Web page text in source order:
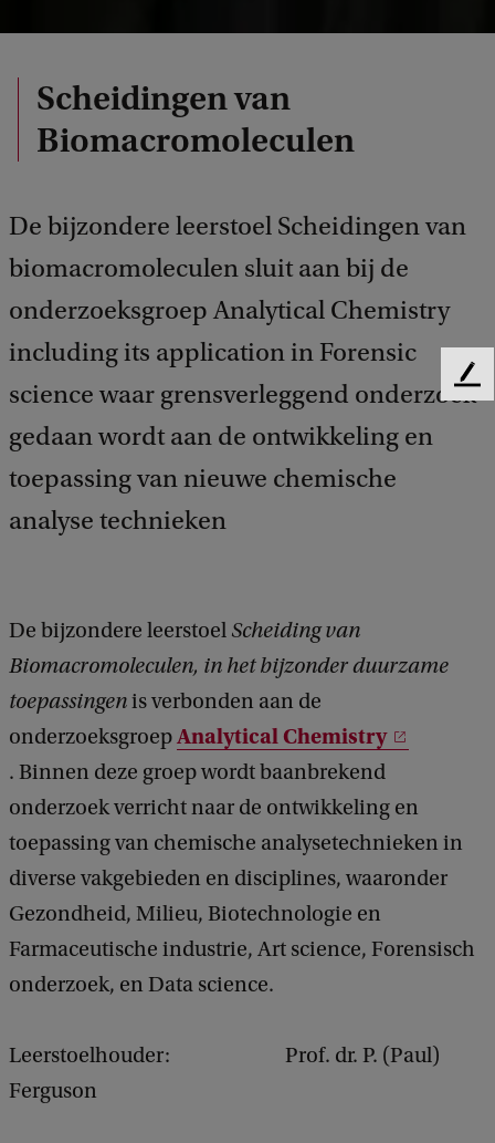
Scheidingen van
Biomacromoleculen
De bijzondere leerstoel Scheidingen van
biomacromoleculen sluit aan bij de
onderzoeksgroep Analytical Chemistry
including its application in Forensic
science waar grensverleggend onderzoek
gedaan wordt aan de ontwikkeling en
toepassing van nieuwe chemische
analyse technieken
De bijzondere leerstoel Scheiding van
Biomacromoleculen, in het bijzonder duurzame
toepassingenis verbonden aan de
onderzoeksgroepAnalytical Chemistry
. Binnen deze groep wordt baanbrekend
onderzoek verricht naar de ontwikkeling en
toepassing van chemische analysetechnieken in
diverse vakgebieden en disciplines, waaronder
Gezondheid, Milieu, Biotechnologie en
Farmaceutische industrie, Art science, Forensisch
onderzoek, en Data science.
Leerstoelhouder: Prof. dr. P. (Paul)
Ferguson
F
e